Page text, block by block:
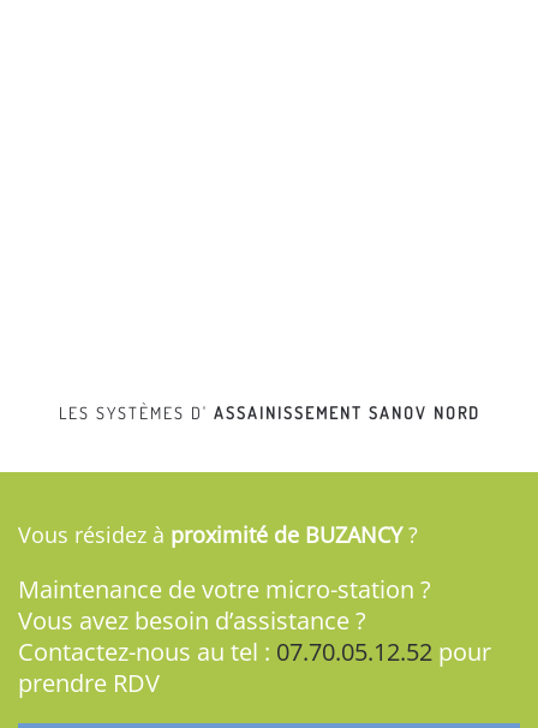
LES SYSTÈMES D' ASSAINISSEMENT SANOV NORD
Vous résidez à proximité de BUZANCY?
Maintenance de votre micro-station ?
Vous avez besoin d’assistance ?
Contactez-nous au tel : 07.70.05.12.52 pour
prendre RDV